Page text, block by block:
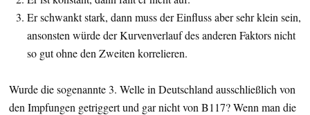
Er schwankt stark, dann muss der Einfluss aber sehr klein sein,
ansonsten würde der Kurvenverlauf des anderen Faktors nicht
so gut ohne den Zweiten korrelieren.
Wurde die sogenannte 3. Welle in Deutschland ausschließlich von
den Impfungen getriggert und gar nicht von B117? Wenn man die